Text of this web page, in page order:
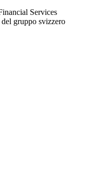
Services
gruppo svizzero